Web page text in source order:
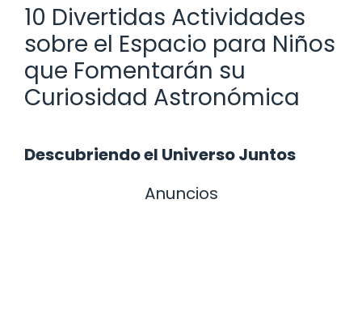
10 Divertidas Actividades
sobre el Espacio para Niños
que Fomentarán su
Curiosidad Astronómica
Descubriendo el Universo Juntos
Anuncios